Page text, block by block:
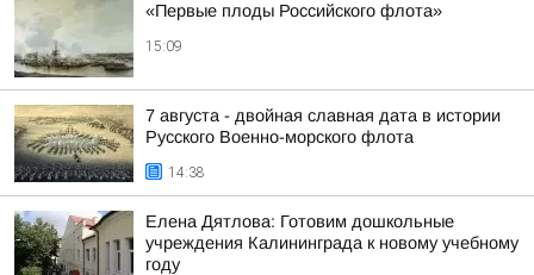
«Первые плоды Российского флота»
15:09
7 августа - двойная славная дата в истории
Русского Военно-морского флота
14:38
Елена Дятлова: Готовим дошкольные
учреждения Калининграда к новому учебному
году